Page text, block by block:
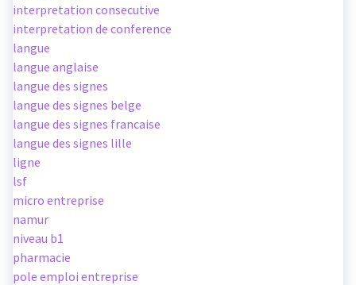
interpretation consecutive
interpretation de conference
langue
langue anglaise
langue des signes
langue des signes belge
langue des signes francaise
langue des signes lille
ligne
lsf
micro entreprise
namur
niveau b1
pharmacie
pole emploi entreprise